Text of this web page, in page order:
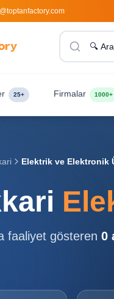
25+ Firmalar 1000+
Elektrik ve Elektronik
faaliyet gösteren 0